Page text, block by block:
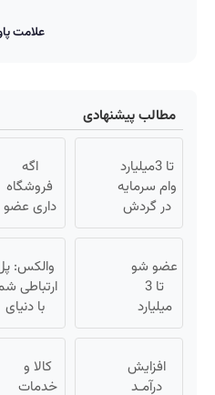
علامت
مطالب پیشنهادی
تا 3میلیارد
وام سرمایه
در گردش
فروشندگان
فروشگاهت
رو ثبت کن
اگه
فروشگاه
داری عضو
فروشندگان
شو 3
میلیارد وام
بگیر
عضو شو
تا 3
میلیارد
وام بگیر
فروشگاه
ها »
والکس:
ارتباطی
با دنیای
افزایش
درآمـد
کالا و
خدمات